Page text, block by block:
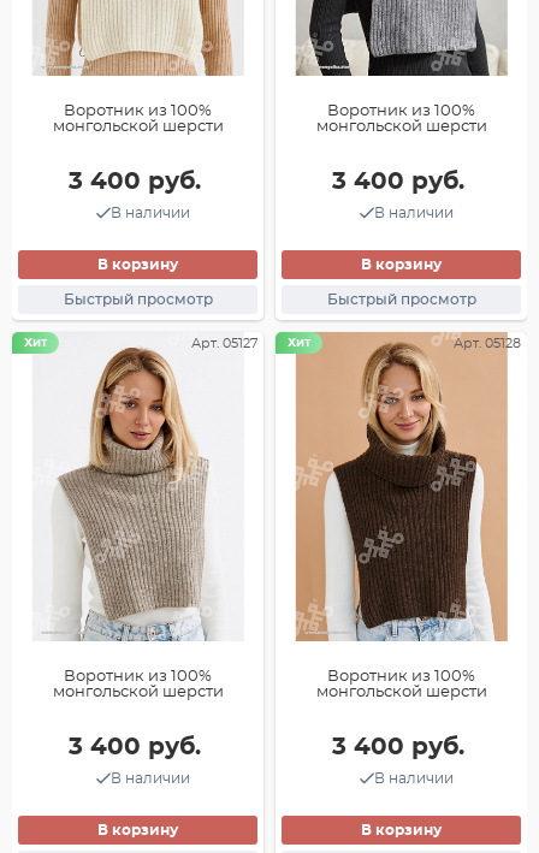
Воротник из 100%
монгольской шерсти
3 400 руб.
В корзину
Быстрый просмотр
В наличии
Воротник из 100%
монгольской шерсти
3 400 руб.
В корзину
Быстрый просмотр
В наличии
Арт. 05127
Хит
Воротник из 100%
монгольской шерсти
3 400 руб.
В корзину
В наличии
Арт. 05128
Хит
Воротник из 100%
монгольской шерсти
3 400 руб.
В корзину
В наличии